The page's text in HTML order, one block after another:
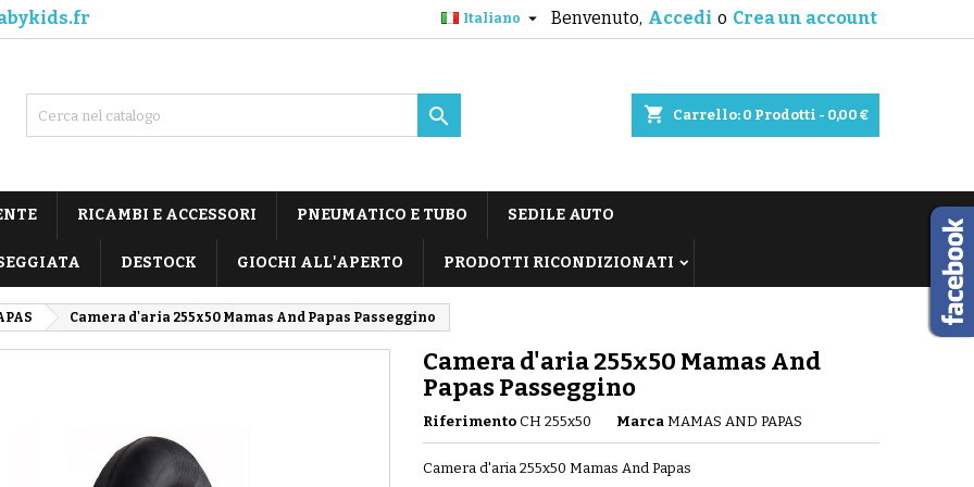
Benvenuto, Accedi o Crea un account
Italiano 
shopping_cart Carrello: 0 Prodotti - 0,00 €

RICAMBI E ACCESSORI PNEUMATICO E TUBO SEDILE AUTO
DESTOCK GIOCHI ALL'APERTO PRODOTTI RICONDIZIONATI
Camera d'aria 255x50 Mamas And Papas Passeggino
Camera d'aria 255x50 Mamas And
Papas Passeggino
Riferimento CH 255x50 Marca MAMAS AND PAPAS
Camera d'aria 255x50 Mamas And Papas